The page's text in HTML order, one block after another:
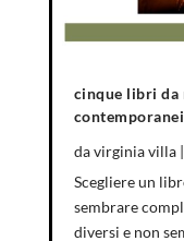
cinque libri da
davirginia villa|
Scegliere un
sembrare
diversi e non